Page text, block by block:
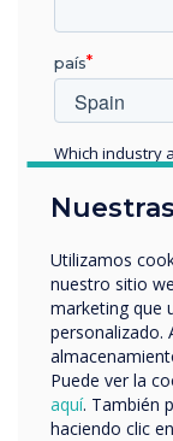
de
CleverLive
Airways
desde
Utilizamos
nuestro sitio
marketing que
personalizado.
Puede ver la
aquí. También
haciendo clic
país
Which industry
Empresa
nombre de
Nos gustaría
productos y
correo postal.